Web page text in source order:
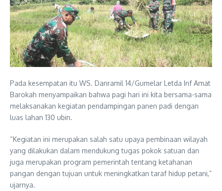
Pada kesempatan itu WS. Danramil 14/Gumelar Letda Inf Amat
Barokah menyampaikan bahwa pagi hari ini kita bersama-sama
melaksanakan kegiatan pendampingan panen padi dengan
luas lahan 130 ubin.
“Kegiatan ini merupakan salah satu upaya pembinaan wilayah
yang dilakukan dalam mendukung tugas pokok satuan dan
juga merupakan program pemerintah tentang ketahanan
pangan dengan tujuan untuk meningkatkan taraf hidup petani,”
ujarnya.